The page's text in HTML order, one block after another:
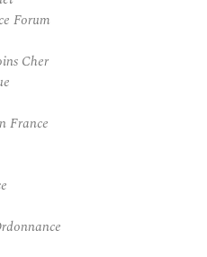
Forum
Cher
France